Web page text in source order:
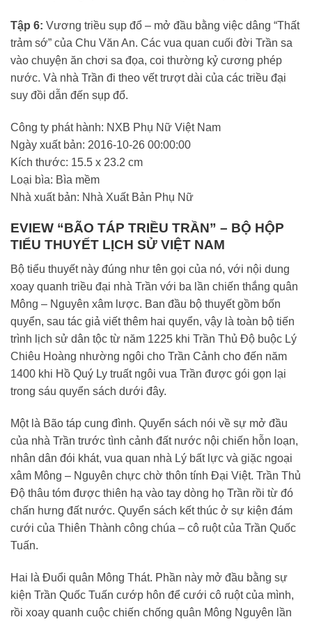
Tập 6: Vương triều sụp đổ – mở đầu bằng việc dâng “Thất
trảm sớ” của Chu Văn An. Các vua quan cuối đời Trần sa
vào chuyện ăn chơi sa đọa, coi thường kỷ cương phép
nước. Và nhà Trần đi theo vết trượt dài của các triều đại
suy đồi dẫn đến sụp đổ.
Công ty phát hành: NXB Phụ Nữ Việt Nam
Ngày xuất bản: 2016-10-26 00:00:00
Kích thước: 15.5 x 23.2 cm
Loại bìa: Bìa mềm
Nhà xuất bản: Nhà Xuất Bản Phụ Nữ
EVIEW “BÃO TÁP TRIỀU TRẦN” – BỘ HỘP
TIỂU THUYẾT LỊCH SỬ VIỆT NAM
Bộ tiểu thuyết này đúng như tên gọi của nó, với nội dung
xoay quanh triều đại nhà Trần với ba lần chiến thắng quân
Mông – Nguyên xâm lược. Ban đầu bộ thuyết gồm bốn
quyển, sau tác giả viết thêm hai quyển, vậy là toàn bộ tiến
trình lịch sử dân tộc từ năm 1225 khi Trần Thủ Độ buộc Lý
Chiêu Hoàng nhường ngôi cho Trần Cảnh cho đến năm
1400 khi Hồ Quý Ly truất ngôi vua Trần được gói gọn lại
trong sáu quyển sách dưới đây.
Một là Bão táp cung đình. Quyển sách nói về sự mở đầu
của nhà Trần trước tình cảnh đất nước nội chiến hỗn loạn,
nhân dân đói khát, vua quan nhà Lý bất lực và giặc ngoại
xâm Mông – Nguyên chực chờ thôn tính Đại Việt. Trần Thủ
Độ thâu tóm được thiên hạ vào tay dòng họ Trần rồi từ đó
chấn hưng đất nước. Quyển sách kết thúc ở sự kiện đám
cưới của Thiên Thành công chúa – cô ruột của Trần Quốc
Tuấn.
Hai là Đuổi quân Mông Thát. Phần này mở đầu bằng sự
kiện Trần Quốc Tuấn cướp hôn để cưới cô ruột của mình,
rồi xoay quanh cuộc chiến chống quân Mông Nguyên lần